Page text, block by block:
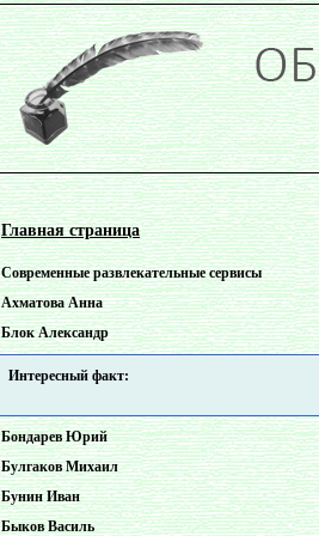
Главная страница
Cовременные pазвлекательные сервисы
Ахматова Анна
Блок Александр
Интересный факт:
Бондарев Юрий
Булгаков Михаил
Бунин Иван
Быков Василь